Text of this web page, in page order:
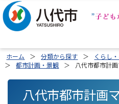
ホーム 分類から探す くらし
都市計画・景観
八代市都市計
八代市都市計画